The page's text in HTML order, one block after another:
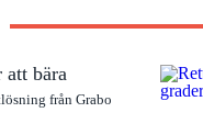
bära
från Grabo